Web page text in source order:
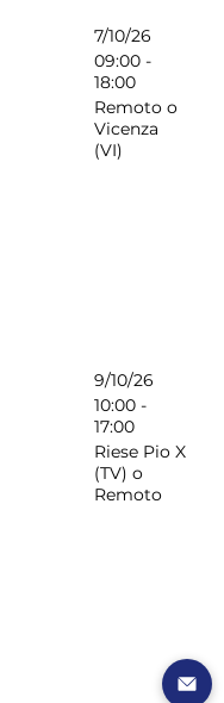
7/10/26
09:00 -
18:00
Remoto o
Vicenza
(VI)
9/10/26
10:00 -
17:00
Riese Pio X
(TV) o
Remoto